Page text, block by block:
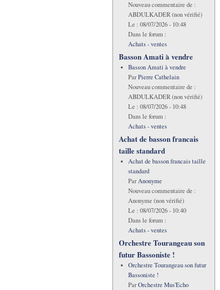
Nouveau commentaire de :
ABDULKADER (non vérifié)
Le : 08/07/2026 - 10:48
Dans le forum :
Achats - ventes
Basson Amati à vendre
Basson Amati à vendre
ParPierre Cathelain
Nouveau commentaire de :
ABDULKADER (non vérifié)
Le : 08/07/2026 - 10:48
Dans le forum :
Achats - ventes
Achat de basson francais
taille standard
Achat de basson francais taille
standard
ParAnonyme
Nouveau commentaire de :
Anonyme (non vérifié)
Le : 08/07/2026 - 10:40
Dans le forum :
Achats - ventes
Orchestre Tourangeau son
futur Bassoniste !
Orchestre Tourangeau son futur
Bassoniste !
ParOrchestre Mus'Echo